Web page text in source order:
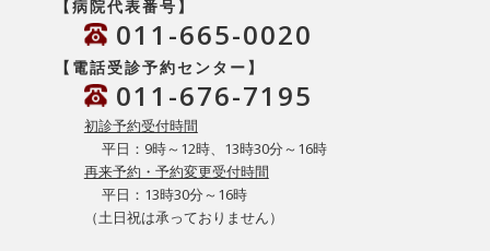
【病院代表番号】
011-665-0020
【電話受診予約センター】
011-676-7195
初診予約受付時間
平日：9時～12時、13時30分～16時
再来予約・予約変更受付時間
平日：13時30分～16時
（土日祝は承っておりません）